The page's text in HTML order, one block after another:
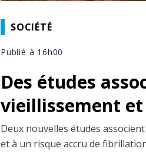
SOCIÉTÉ
Publié à 16h00
Des études
vieillissement
Deux nouvelles études
et à un risque accru de